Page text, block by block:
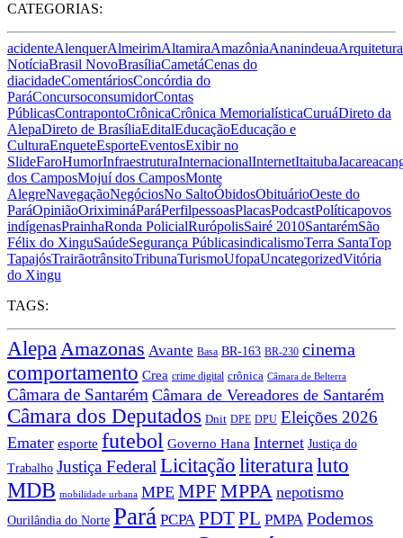
CATEGORIAS:
acidenteAlenquerAlmeirimAltamiraAmazôniaAnanindeuaArquitetura
NotíciaBrasil NovoBrasíliaCametáCenas do
diacidadeComentáriosConcórdia do
ParáConcursoconsumidorContas
PúblicasContrapontoCrônicaCrônica MemorialísticaCuruáDireto da
AlepaDireto de BrasíliaEditalEducaçãoEducação e
CulturaEnqueteEsporteEventosExibir no
SlideFaroHumorInfraestruturaInternacionalInternetItaituba
dos CamposMojuí dos CamposMonte
AlegreNavegaçãoNegóciosNo SaltoÓbidosObituárioOeste do
ParáOpiniãoOriximináParáPerfilpessoasPlacasPodcastPolíticapovos
indígenasPrainhaRonda PolicialRurópolisSairé 2010SantarémSão
Félix do XinguSaúdeSegurança PúblicasindicalismoTerra SantaTop
TapajósTrairãotrânsitoTribunaTurismoUfopaUncategorizedVitória
do Xingu
TAGS:
AlepaAmazonas Avante Basa BR-163 BR-230 cinema
comportamento Crea crime digital crônica Câmara de Belterra
Câmara de Santarém Câmara de Vereadores de Santarém
Câmara dos Deputados Dnit DPE DPU Eleições 2026
Emater esporte futebol Governo Hana Internet Justiça do
Trabalho Justiça FederalLicitação literaturaluto
MDB mobilidade urbana MPE MPF MPPA nepotismo
Ourilândia do Norte Pará PCPA PDTPL PMPA Podemos